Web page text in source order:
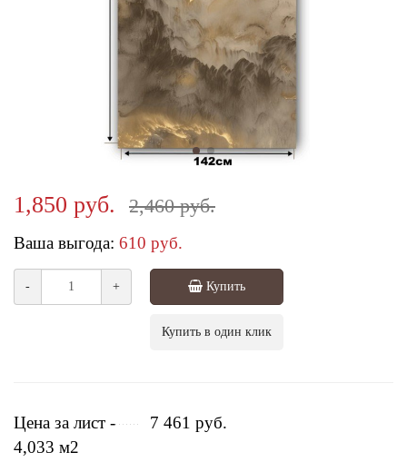
1,850 руб. 2,460 руб.
Ваша выгода: 610 руб.
- + Купить
Купить в один клик
Цена за лист -
4,033 м2
7 461 руб.